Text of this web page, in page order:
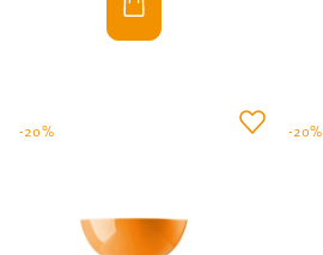
-20% -20%